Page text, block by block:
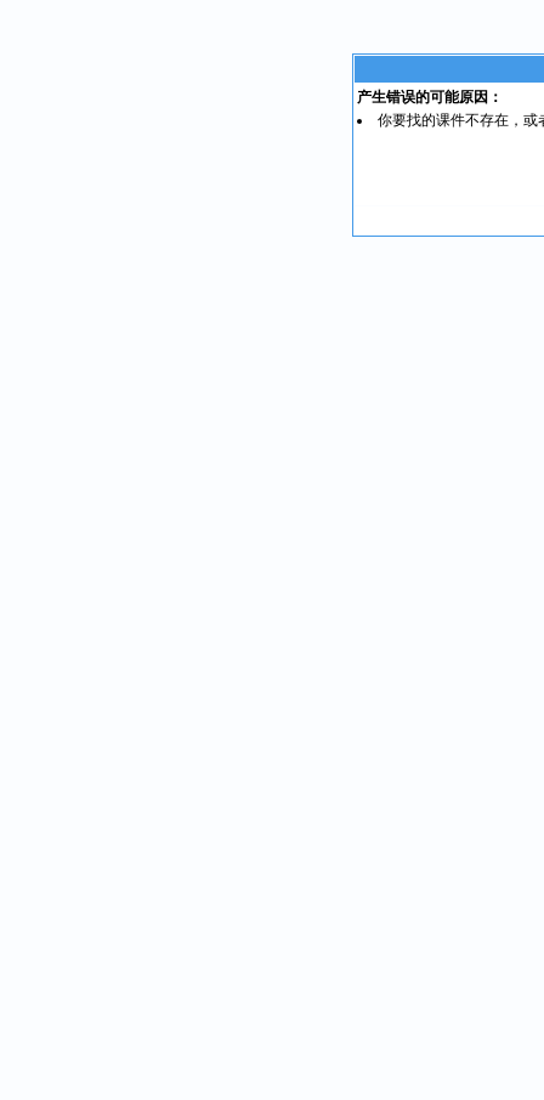
产生错误的可能原因：
你要找的课件不存在，或